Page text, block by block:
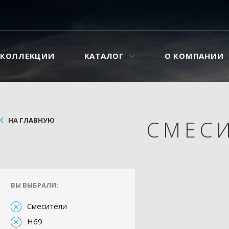
КОЛЛЕКЦИИ КАТАЛОГ О КОМПАНИИ
НА ГЛАВНУЮ
ВЫ ВЫБРАЛИ:
Смесители
H69